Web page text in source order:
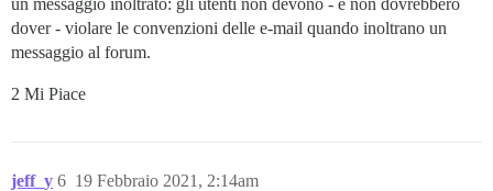
dover - violare le convenzioni delle e-mail quando inoltrano un
messaggio al forum.
2 Mi Piace
jeff_y 19 Febbraio 2021, 2:14am
6